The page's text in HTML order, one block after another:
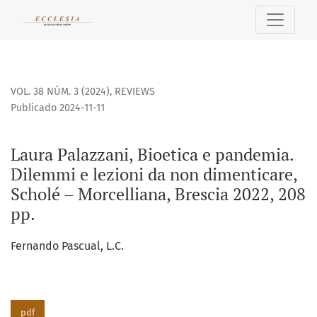
Laura Palazzani, Bioetica e pandemia. Dilemmi e lezioni
VOL. 38 NÚM. 3 (2024), REVIEWS
Laura Palazzani, Bioetica e pandemia.
Dilemmi e lezioni da non dimenticare,
Scholé – Morcelliana, Brescia 2022, 208
pp.
Publicado 2024-11-11
Fernando Pascual, L.C.
pdf